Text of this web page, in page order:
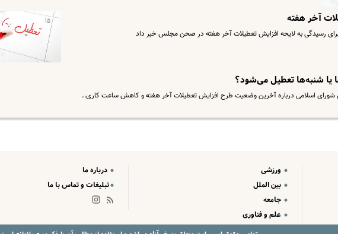
آخر هفته
یا شنبه‌ها تعطیل می‌شود؟
اسلامی درباره آخرین وضعیت طرح افزایش تعطیلات آخر هفته و کاهش ساعت کاری…
ورزشی
بین الملل
جامعه
علم و فناوری
درباره ما
تبلیغات و تماس با ما